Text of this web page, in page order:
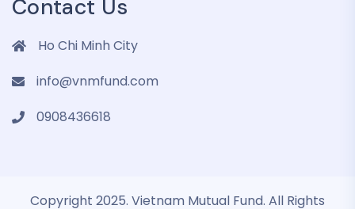
Contact Us
Ho Chi Minh City
info@vnmfund.com
0908436618
Copyright 2025. Vietnam Mutual Fund. All Rights